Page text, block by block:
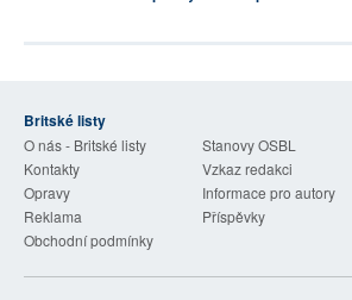
Britské listy
O nás - Britské listy
Stanovy OSBL
Kontakty
Vzkaz redakci
Opravy
Informace pro autory
Reklama
Příspěvky
Obchodní podmínky